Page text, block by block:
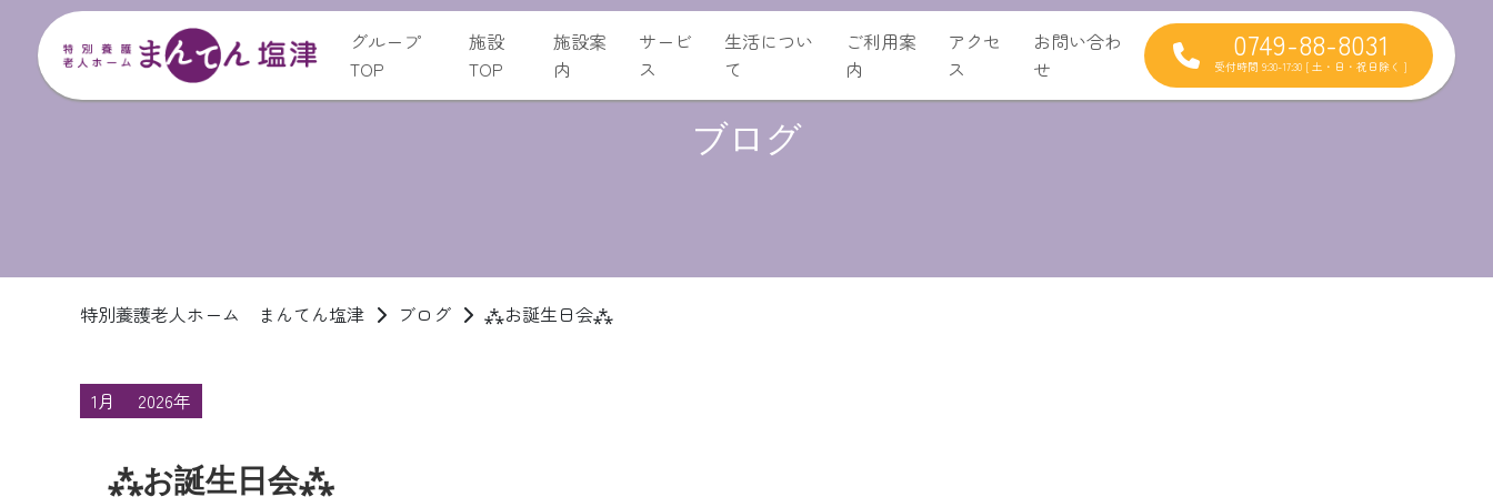
グループ
TOP
施設
TOP
施設案
内
サービ
ス
生活につい
て
ご利用案
内
アクセ
ス
お問い合わ
せ
0749-88-8031
受付時間 9:30-17:30 [ 土・日・祝日除く ]
ブログ
特別養護老人ホーム まんてん塩津 ブログ ⁂お誕生日会⁂
1月 2026年
⁂お誕生日会⁂